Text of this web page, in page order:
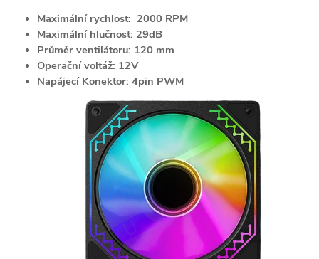
Maximální rychlost: 2000 RPM
Maximální hlučnost: 29dB
Průměr ventilátoru: 120 mm
Operační voltáž: 12V
Napájecí Konektor: 4pin PWM